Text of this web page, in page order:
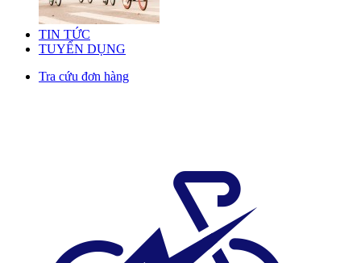
TIN TỨC
TUYỂN DỤNG
Tra cứu đơn hàng